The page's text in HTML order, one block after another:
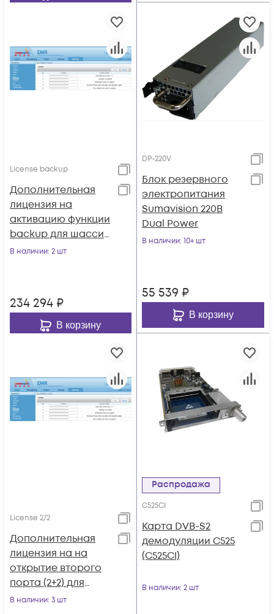
License backup
Дополнительная
лицензия на
активацию функции
backup для шасси
EMR 3.0
В наличии: 2 шт
234 294 ₽
В корзину
DP-220V
Блок резервного
электропитания
Sumavision 220В
Dual Power
В наличии: 10+ шт
55 539 ₽
В корзину
License 2/2
Дополнительная
лицензия на на
открытие второго
порта (2+2) для
шасси EMR 3.0
В наличии: 3 шт
Распродажа
C525CI
Карта DVB-S2
демодуляции C525
(C525CI)
В наличии: 2 шт